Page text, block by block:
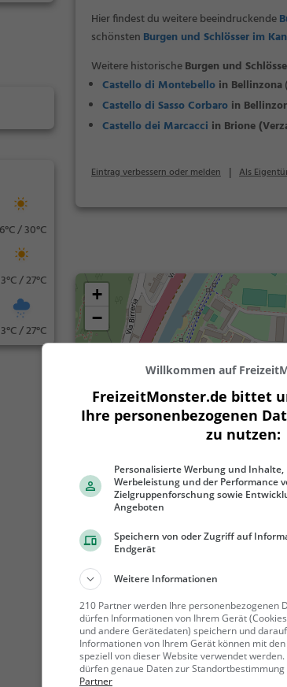
/ 30°C
/ 27°C
/ 27°C
Hier findest du weitere beeindruckende
schönsten Burgen und Schlösser im
Weitere historischeBurgen und
Castello di Montebello in Bellinzona
Castello di Sasso Corbaro in
Castello dei Marcacci in Brione
Eintrag verbessern oder melden | Als
+
−
300 m
1000 ft
Ähnliche Aktivitäten wie
Torre Bianca
Aussichtsturm in
Willkommen auf
FreizeitMonster.de bittet
Ihre personenbezogenen
zu nutzen:
Personalisierte Werbung und Inhalte,
Werbeleistung und der Performance
Zielgruppenforschung sowie
Angeboten
Speichern von oder Zugriff auf
Endgerät
Weitere Informationen
210 Partner werden Ihre personenbezogenen
dürfen Informationen von Ihrem Gerät
und andere Gerätedaten) speichern und
Informationen von Ihrem Gerät können mit
speziell von dieser Website verwendet
dürfen genaue Daten zur
Partner